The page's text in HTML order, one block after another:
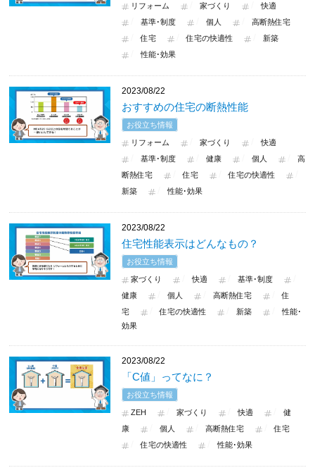
リフォーム 家づくり
快適
基準･制度
個人
高断熱住宅
住宅
住宅の快適性
新築
性能･効果
2023/08/22
おすすめの住宅の断熱性能
お役立ち情報
リフォーム 家づくり
快適
基準･制度
健康 個人
高
断熱住宅
住宅
住宅の快適性
新築
性能･効果
2023/08/22
住宅性能表示はどんなもの？
お役立ち情報
家づくり 快適
基準･制度
健康
個人 高断熱住宅
住
宅
住宅の快適性 新築
性能･
効果
2023/08/22
「C値」ってなに？
お役立ち情報
ZEH 家づくり 快適
健
康
個人 高断熱住宅
住宅
住宅の快適性
性能･効果